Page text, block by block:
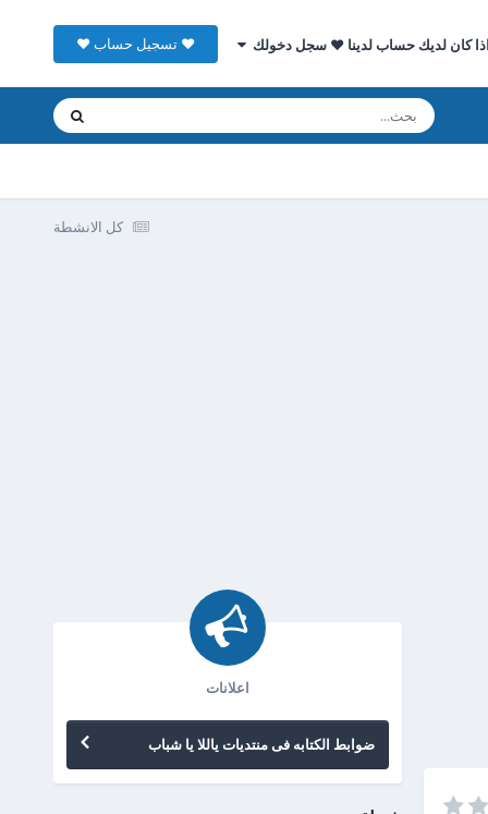
اذا كان لديك حساب لدينا ♥ سجل دخولك ♥ تسجيل حساب ♥
كل الانشطة
اعلانات
ضوابط الكتابه فى منتديات ياللا يا شباب